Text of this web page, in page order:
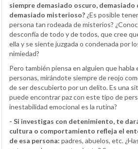
siempre demasiado oscuro,
demasiado misterioso? ¿Es posible
persona tan rodeada de misterios?
desconfía de todo y de todos, que cree
ella y se siente juzgada o condenada por
nimiedad?
Pero también piensa en alguien que habla
personas, mirándote siempre de reojo
de ser descubierto por un delito. Es una
puede encontrar paz con este tipo de
inestabilidad emocional es la rutina?
- Si investigas con detenimiento, te
cultura o comportamiento refleja el
de esa persona: padres, abuelos, etc.